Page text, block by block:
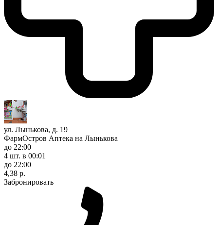
ул. Лынькова, д. 19
ФармОстров Аптека на Лынькова
до 22:00
4 шт. в 00:01
до 22:00
4,38 р.
Забронировать